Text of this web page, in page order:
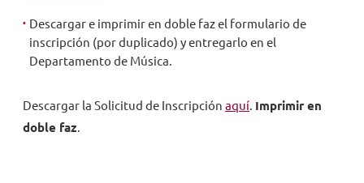
Descargar e imprimir en doble faz el formulario de
inscripción (por duplicado) y entregarlo en el
Departamento de Música.
Descargar la Solicitud de Inscripción aquí. Imprimir en
doble faz.